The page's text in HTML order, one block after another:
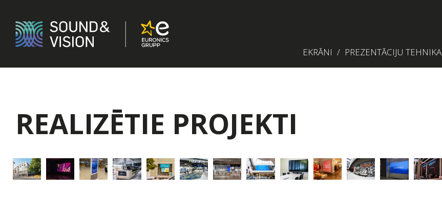
content
Sound
Vision
EKRĀNI PREZENTĀCIJU TEHNIKA
REALIZĒTIE PROJEKTI